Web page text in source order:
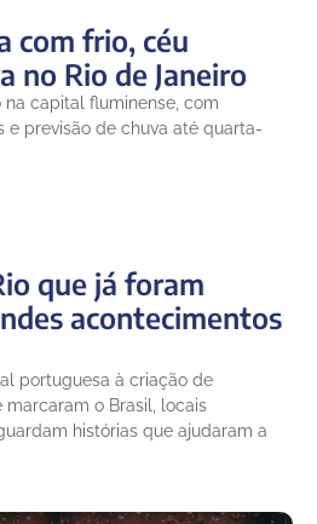
com frio, céu
no Rio de Janeiro
capital fluminense, com
e previsão de chuva até quarta-
que já foram
acontecimentos
portuguesa à criação de
o Brasil, locais
histórias que ajudaram a